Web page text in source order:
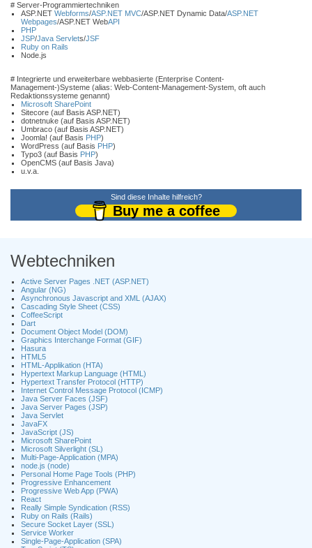
# Server-Programmiertechniken
ASP.NET Webforms/ASP.NET MVC/ASP.NET Dynamic Data/ASP.NET
Webpages/ASP.NET WebAPI
PHP
JSP/Java Servlets/JSF
Ruby on Rails
Node.js
# Integrierte und erweiterbare webbasierte (Enterprise Content-
Management-)Systeme (alias: Web-Content-Management-System, oft auch
Redaktionssysteme genannt)
Microsoft SharePoint
Sitecore (auf Basis ASP.NET)
dotnetnuke (auf Basis ASP.NET)
Umbraco (auf Basis ASP.NET)
Joomla! (auf Basis PHP)
WordPress (auf Basis PHP)
Typo3 (auf Basis PHP)
OpenCMS (auf Basis Java)
u.v.a.
Sind diese Inhalte hilfreich?
Buy me a coffee
Webtechniken
Active Server Pages .NET (ASP.NET)
Angular (NG)
Asynchronous Javascript and XML (AJAX)
Cascading Style Sheet (CSS)
CoffeeScript
Dart
Document Object Model (DOM)
Graphics Interchange Format (GIF)
Hasura
HTML5
HTML-Applikation (HTA)
Hypertext Markup Language (HTML)
Hypertext Transfer Protocol (HTTP)
Internet Control Message Protocol (ICMP)
Java Server Faces (JSF)
Java Server Pages (JSP)
Java Servlet
JavaFX
JavaScript (JS)
Microsoft SharePoint
Microsoft Silverlight (SL)
Multi-Page-Application (MPA)
node.js (node)
Personal Home Page Tools (PHP)
Progressive Enhancement
Progressive Web App (PWA)
React
Really Simple Syndication (RSS)
Ruby on Rails (Rails)
Secure Socket Layer (SSL)
Service Worker
Single-Page-Application (SPA)